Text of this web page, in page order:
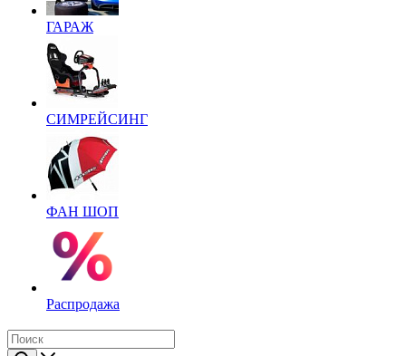
ГАРАЖ
СИМРЕЙСИНГ
ФАН ШОП
Распродажа